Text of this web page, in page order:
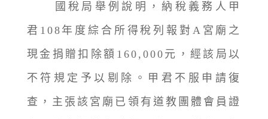
國稅局舉例說明，納稅義務人甲
君108年度綜合所得稅列報對A宮廟之
現金捐贈扣除額160,000元，經該局以
不符規定予以剔除。甲君不服申請復
查，主張該宮廟已領有道教團體會員證